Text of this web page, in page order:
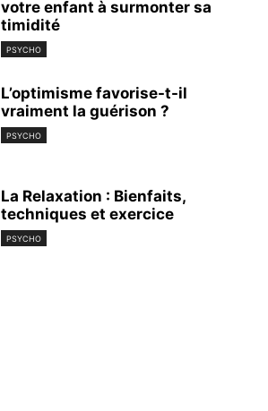
votre enfant à surmonter sa
timidité
PSYCHO
L’optimisme favorise-t-il
vraiment la guérison ?
PSYCHO
La Relaxation : Bienfaits,
techniques et exercice
PSYCHO